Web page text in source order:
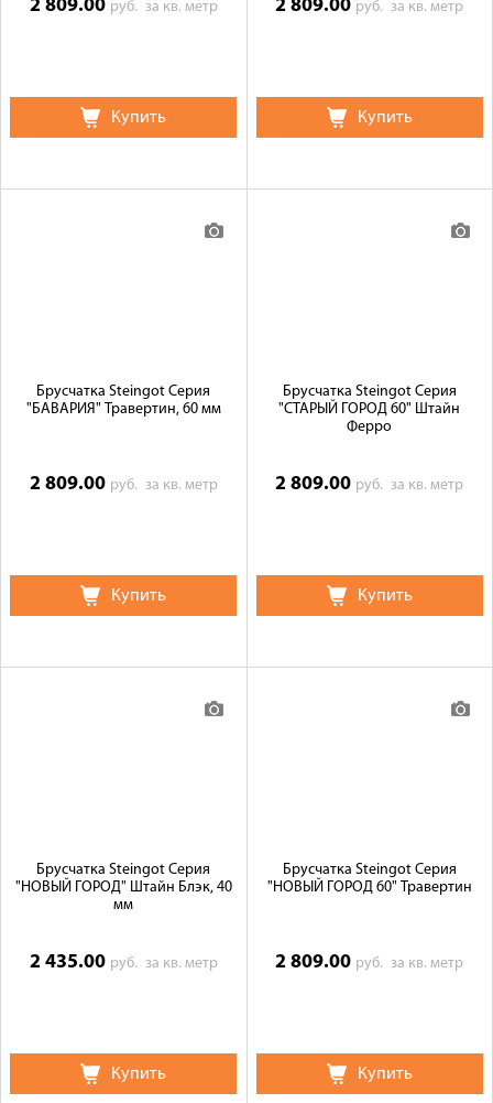
2 809.00 руб. за кв. метр
Купить
2 809.00 руб.за кв. метр
Купить
Брусчатка Steingot Серия
"БАВАРИЯ" Травертин, 60 мм
2 809.00 руб. за кв. метр
Купить
Брусчатка Steingot Серия
"СТАРЫЙ ГОРОД 60" Штайн
Ферро
2 809.00 руб.за кв. метр
Купить
Брусчатка Steingot Серия
"НОВЫЙ ГОРОД" Штайн Блэк, 40
мм
2 435.00 руб. за кв. метр
Купить
Брусчатка Steingot Серия
"НОВЫЙ ГОРОД 60" Травертин
2 809.00 руб.за кв. метр
Купить